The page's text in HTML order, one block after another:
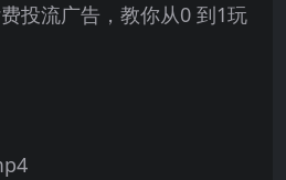
投流广告，教你从0 到1玩